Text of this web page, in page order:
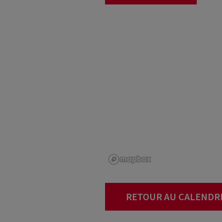
RETOUR AU